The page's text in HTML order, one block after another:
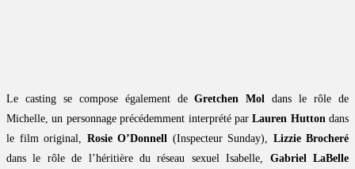
Le casting se compose également deGretchen Mol dans le rôle de
Michelle, un personnage précédemment interprété parLauren Huttondans
le film original, Rosie O’Donnell (Inspecteur Sunday), Lizzie Brocheré
dans le rôle de l’héritière du réseau sexuel Isabelle, Gabriel LaBelle